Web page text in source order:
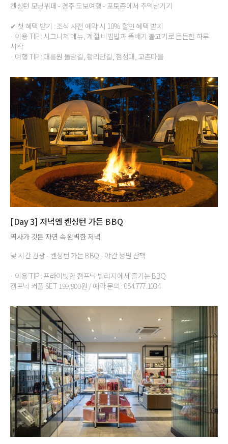
켄싱턴 모닝뷔페 - 경주 도보여행 - 포토존에서 추억남기기
✔ 첫 혜택 받기 : 조식 사전 예약 시 10% 할인 혜택 받기
· 이용 TIP : 시그니처 메뉴, 계절 비빕밥과 뚝배기 불고기로 든든한 하루
시작
· 여행 TIP : 대릉원 돌담길, 황리단길, 첨성대, 교촌마을
[Day 3] 저녁엔 켄싱턴 가든 BBQ
역사가 깃든 자연 속 완벽한 저녁
낮 시간 관광 - 켄싱턴 가든 BBQ - 야간 정원 산책
· 이용 TIP : 프라이빗한 캠프닉 빌리지에서 즐기는 BBQ
캠프닉 커플 SET 199,900원 / 예약 문의 : 054.777.1034